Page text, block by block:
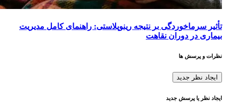
تأثیر سرماخوردگی بر نتیجه رینوپلاستی: راهنمای کامل مدیریت
بیماری در دوران نقاهت
نظرات و پرسش ها
ایجاد نظر جدید
ایجاد نظر یا پرسش جدید